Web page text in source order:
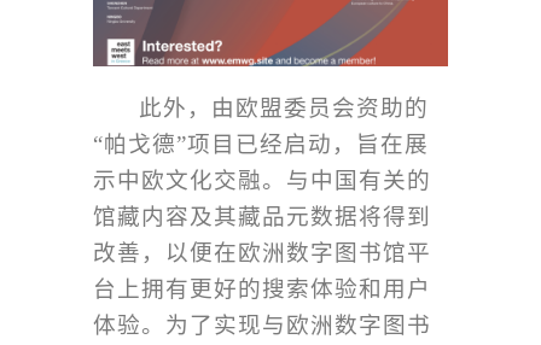
此外，由欧盟委员会资助的
“帕戈德”项目已经启动，旨在展
示中欧文化交融。与中国有关的
馆藏内容及其藏品元数据将得到
改善，以便在欧洲数字图书馆平
台上拥有更好的搜索体验和用户
体验。为了实现与欧洲数字图书